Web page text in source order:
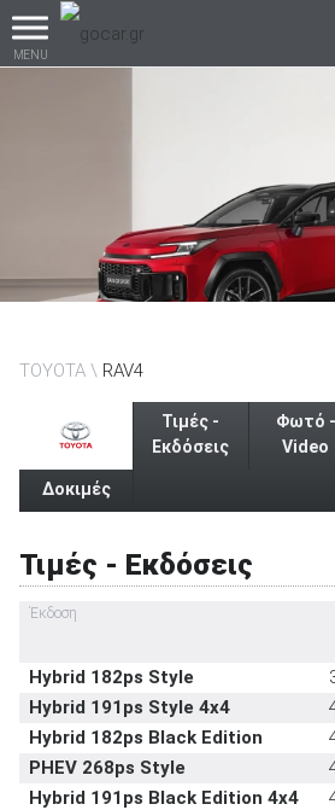
MENU
Βρες τα
Καινούρια
ΑΝΑΖΗΤΗΣΗ
Μεταχειρισμένα
TOYOTA RAV4
Τιμές -
Εκδόσεις
Φωτό -
Video
Δοκιμές
Τιμές - Εκδόσεις
Έκδοση
Hybrid 182ps Style
Hybrid 191ps Style 4x4
Hybrid 182ps Black Edition
PHEV 268ps Style
Hybrid 191ps Black Edition 4x4